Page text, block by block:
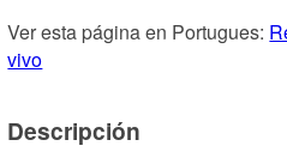
Ver esta página en Portugues:
vivo
Descripción